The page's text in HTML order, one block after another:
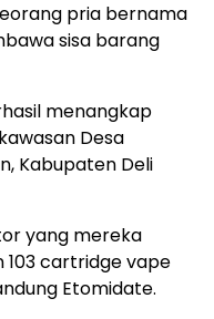
pria bernama
sisa barang
menangkap
Desa
Kabupaten Deli
yang mereka
103 cartridge vape
Etomidate.